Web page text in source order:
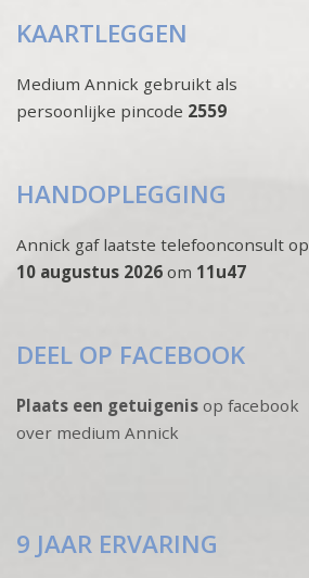
KAARTLEGGEN
Medium Annick gebruikt als
persoonlijke pincode 2559
HANDOPLEGGING
Annick gaf laatste telefoonconsult op
10 augustus 2026 om 11u47
DEEL OP FACEBOOK
Plaats een getuigenis op facebook
over medium Annick
9 JAAR ERVARING